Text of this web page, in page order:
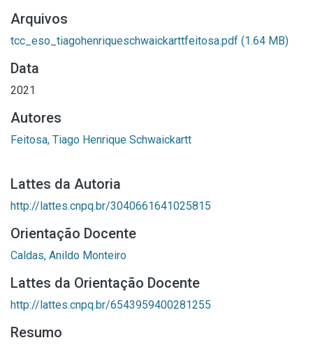
Arquivos
tcc_eso_tiagohenriqueschwaickarttfeitosa.pdf (1.64 MB)
Data
2021
Autores
Feitosa, Tiago Henrique Schwaickartt
Lattes da Autoria
http://lattes.cnpq.br/3040661641025815
Orientação Docente
Caldas, Anildo Monteiro
Lattes da Orientação Docente
http://lattes.cnpq.br/6543959400281255
Resumo